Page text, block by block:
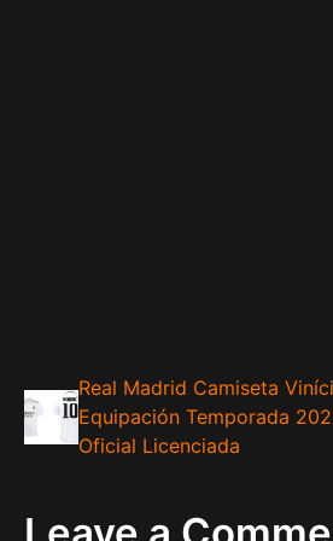
Real Madrid Camiseta
Equipación Temporada
Oficial Licenciada